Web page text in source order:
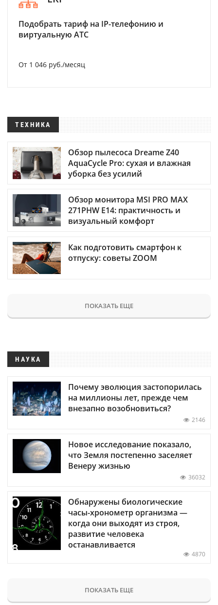
Подобрать тариф на IP-телефонию и
виртуальную АТС
От 1 046 руб./месяц
ТЕХНИКА
Обзор пылесоса Dreame Z40
AquaCycle Pro: сухая и влажная
уборка без усилий
Обзор монитора MSI PRO MAX
271PHW E14: практичность и
визуальный комфорт
Как подготовить смартфон к
отпуску: советы ZOOM
ПОКАЗАТЬ ЕЩЕ
НАУКА
Почему эволюция застопорилась
на миллионы лет, прежде чем
внезапно возобновиться?
2146
Новое исследование показало,
что Земля постепенно заселяет
Венеру жизнью
36032
Обнаружены биологические
часы-хронометр организма —
когда они выходят из строя,
развитие человека
останавливается
4870
ПОКАЗАТЬ ЕЩЕ